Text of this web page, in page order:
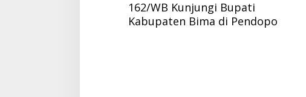
162/WB Kunjungi Bupati
Kabupaten Bima di Pendopo